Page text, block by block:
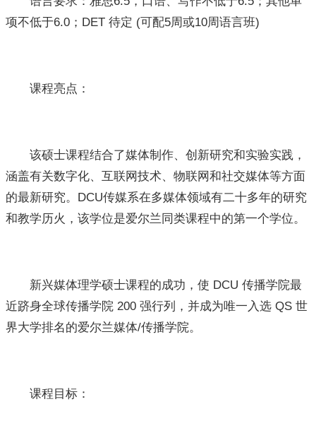
项不低于6.0；DET 待定 (可配5周或10周语言班)
课程亮点：
该硕士课程结合了媒体制作、创新研究和实验实践，
涵盖有关数字化、互联网技术、物联网和社交媒体等方面
的最新研究。DCU传媒系在多媒体领域有二十多年的研究
和教学历火，该学位是爱尔兰同类课程中的第一个学位。
新兴媒体理学硕士课程的成功，使 DCU 传播学院最
近跻身全球传播学院 200 强行列，并成为唯一入选 QS 世
界大学排名的爱尔兰媒体/传播学院。
课程目标：